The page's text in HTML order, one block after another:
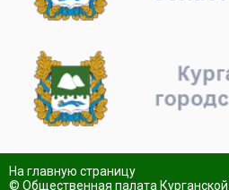
На главную страницу
© Общественная палата Курганской